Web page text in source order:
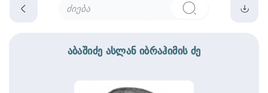
აბაშიძე ასლან იბრაჰიმის ძე